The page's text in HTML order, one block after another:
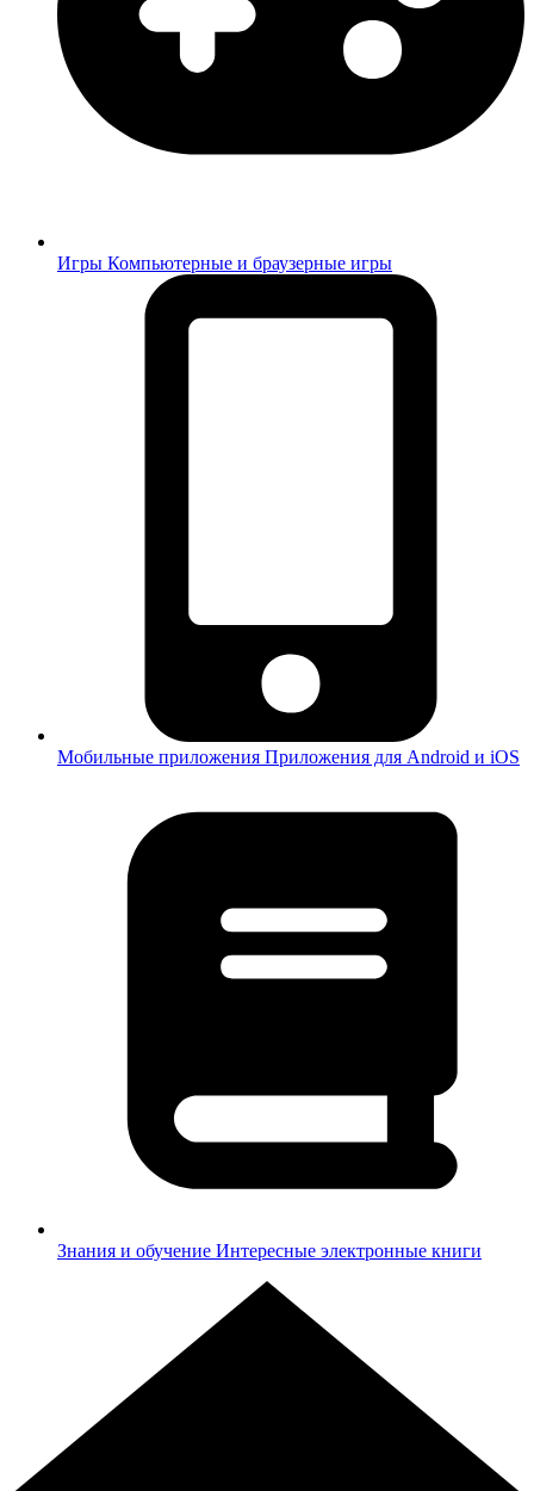
Игры Компьютерные и браузерные игры
Мобильные приложения Приложения для Android и iOS
Знания и обучение Интересные электронные книги